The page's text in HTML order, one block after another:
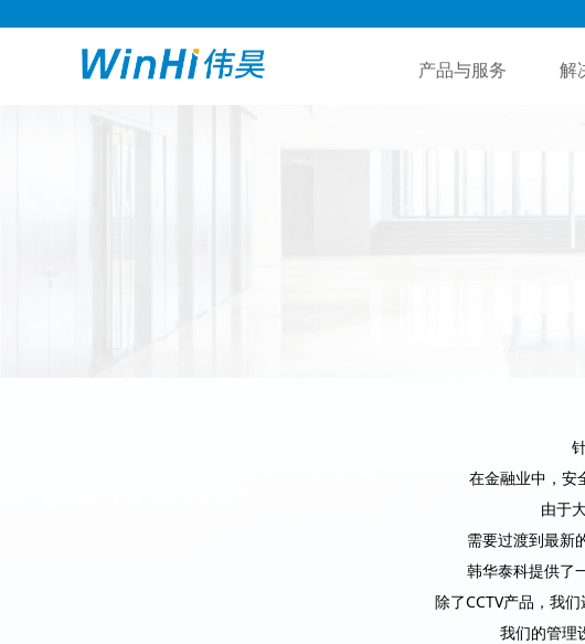
产品与服务 解
在金融业中，安
由于
需要过渡到最新
韩华泰科提供了
除了CCTV产品，我
我们的管理